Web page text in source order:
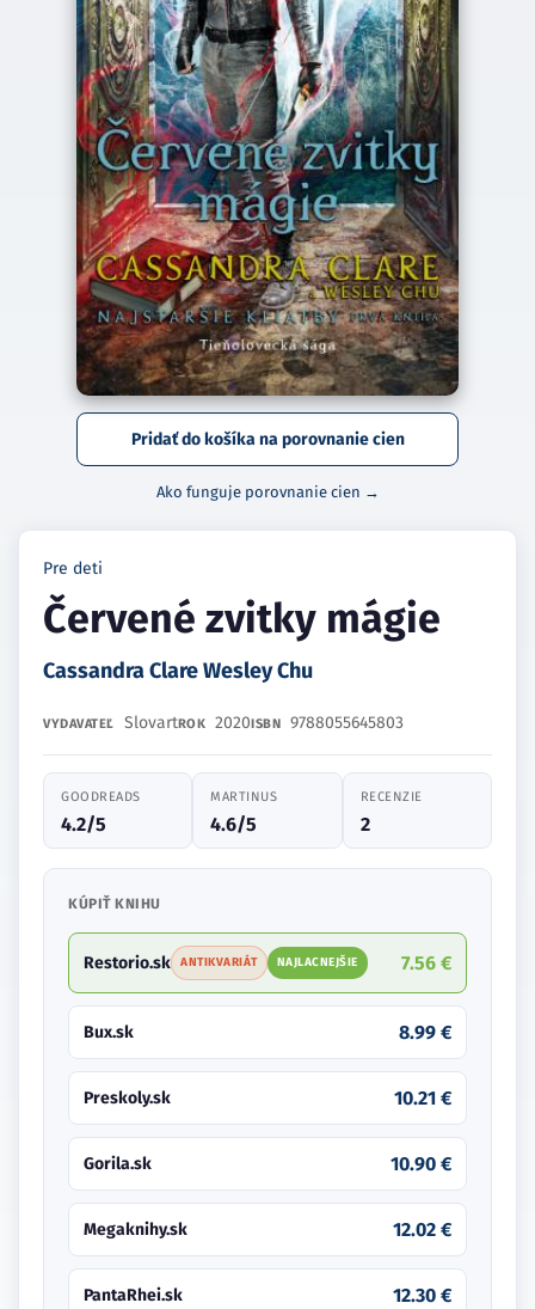
Pridať do košíka na porovnanie cien
Ako funguje porovnanie cien →
Pre deti
Červené zvitky mágie
Cassandra Clare Wesley Chu
VYDAVATEĽ SlovartROK 2020ISBN 9788055645803
GOODREADS
4.2/5
MARTINUS
4.6/5
RECENZIE
2
KÚPIŤ KNIHU
Restorio.sk ANTIKVARIÁT NAJLACNEJŠIE 7.56 €
Bux.sk 8.99 €
Preskoly.sk 10.21 €
Gorila.sk 10.90 €
Megaknihy.sk 12.02 €
PantaRhei.sk 12.30 €